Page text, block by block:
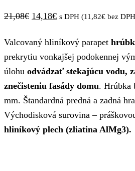
21,08€ Pôvodná
bola:
21,08€.
14,18€Aktuálna
je:
14,18€.
s DPH (11,82€ bez
Valcovaný hliníkový parapet
prekrytiu vonkajšej podokennej
úlohu odvádzať stekajúcu vodu,
znečisteniu fasády domu. Hrúbka
mm. Štandardná predná a zadná
Východisková surovina –
hliníkový plech (zliatina AlMg3).